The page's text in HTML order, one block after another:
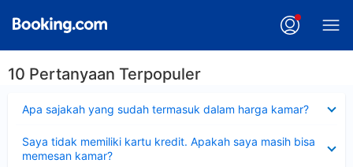
10 Pertanyaan Terpopuler
Apa sajakah yang sudah termasuk dalam harga kamar?
Saya tidak memiliki kartu kredit. Apakah saya masih bisa
memesan kamar?